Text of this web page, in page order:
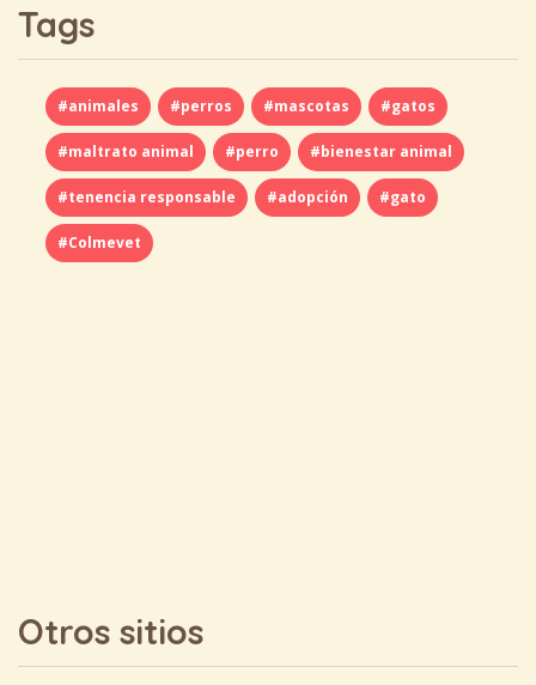
Tags
#animales #perros #mascotas #gatos
#maltrato animal #perro #bienestar animal
#tenencia responsable #adopción #gato
#Colmevet
Otros sitios